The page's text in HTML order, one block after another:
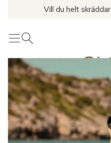
Vill du helt
MenyÖppna sök